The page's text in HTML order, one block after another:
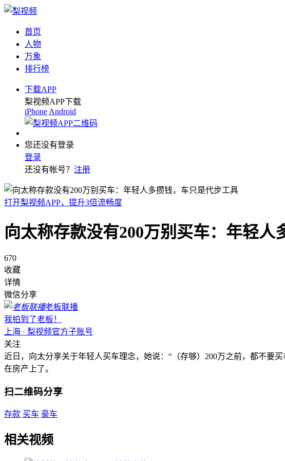
首页
人物
万象
排行榜
下载APP
梨视频APP下载
iPhone Android
您还没有登录
登录
还没有帐号？ 注册
打开梨视频APP，提升3倍流畅度
向太称存款没有200万别买车：年轻人
670
收藏
详情
微信分享
老板联播
我拍到了老板！
上海 · 梨视频官方子账号
关注
近日，向太分享关于年轻人买车理念，她说：“（存够）200万之前，都不要
在房产上了。
扫二维码分享
存款 买车 豪车
相关视频